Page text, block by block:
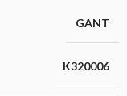
GANT
K320006